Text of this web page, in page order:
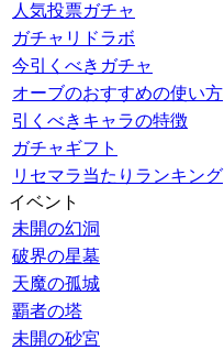
人気投票ガチャ
ガチャリドラボ
今引くべきガチャ
オーブのおすすめの使い方
引くべきキャラの特徴
ガチャギフト
リセマラ当たりランキング
イベント
未開の幻洞
破界の星墓
天魔の孤城
覇者の塔
未開の砂宮